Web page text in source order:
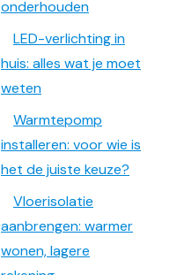
onderhouden
LED-verlichting in
huis: alles wat je moet
weten
Warmtepomp
installeren: voor wie is
het de juiste keuze?
Vloerisolatie
aanbrengen: warmer
wonen, lagere